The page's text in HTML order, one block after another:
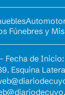
Fúnebres y
Fecha de
Esquina